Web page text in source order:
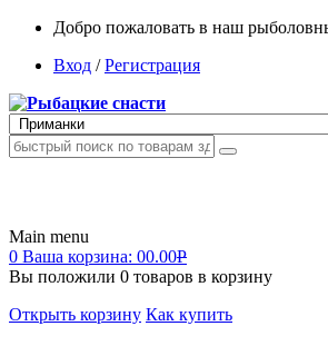
Добро пожаловать в наш
Вход /Регистрация
Main menu
0 Ваша корзина: 00.00Р
Вы положили 0 товаров в корзину
Открыть корзину Как купить